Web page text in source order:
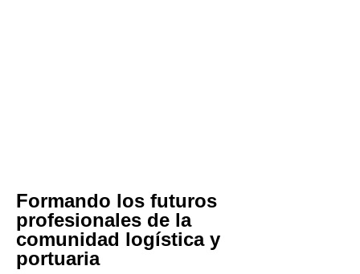
Formando los futuros
profesionales de la
comunidad logística y
portuaria